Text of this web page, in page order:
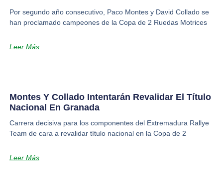
Por segundo año consecutivo, Paco Montes y David Collado se
han proclamado campeones de la Copa de 2 Ruedas Motrices
Leer Más
Montes Y Collado Intentarán Revalidar El Título
Nacional En Granada
Carrera decisiva para los componentes del Extremadura Rallye
Team de cara a revalidar título nacional en la Copa de 2
Leer Más